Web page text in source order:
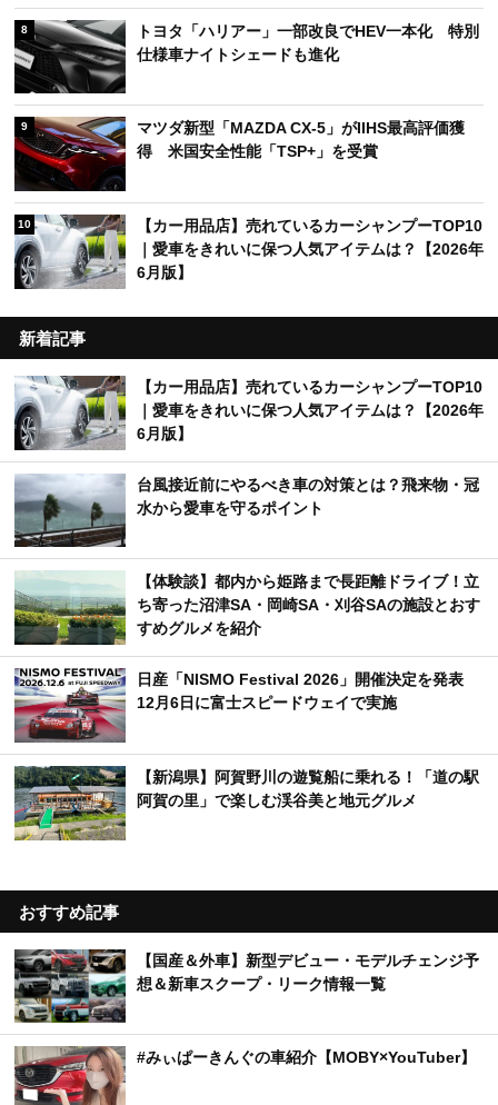
8
トヨタ「ハリアー」一部改良でHEV一本化 特別
仕様車ナイトシェードも進化
9
マツダ新型「MAZDA CX-5」がIIHS最高評価獲
得 米国安全性能「TSP+」を受賞
10
【カー用品店】売れているカーシャンプーTOP10
｜愛車をきれいに保つ人気アイテムは？【2026年
6月版】
新着記事
【カー用品店】売れているカーシャンプーTOP10
｜愛車をきれいに保つ人気アイテムは？【2026年
6月版】
台風接近前にやるべき車の対策とは？飛来物・冠
水から愛車を守るポイント
【体験談】都内から姫路まで長距離ドライブ！立
ち寄った沼津SA・岡崎SA・刈谷SAの施設とおす
すめグルメを紹介
日産「NISMO Festival 2026」開催決定を発表
12月6日に富士スピードウェイで実施
【新潟県】阿賀野川の遊覧船に乗れる！「道の駅
阿賀の里」で楽しむ渓谷美と地元グルメ
おすすめ記事
【国産＆外車】新型デビュー・モデルチェンジ予
想＆新車スクープ・リーク情報一覧
#みぃぱーきんぐの車紹介【MOBY×YouTuber】